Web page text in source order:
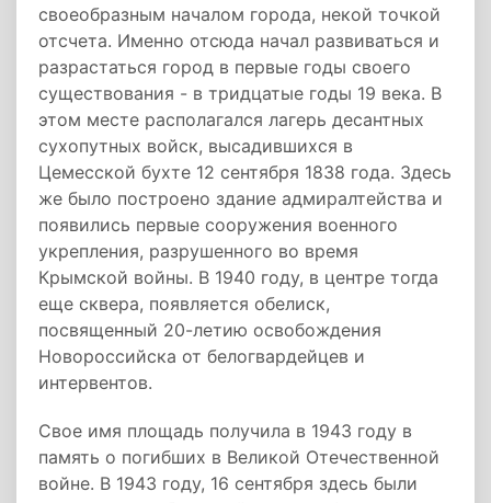
своеобразным началом города, некой точкой
отсчета. Именно отсюда начал развиваться и
разрастаться город в первые годы своего
существования - в тридцатые годы 19 века. В
этом месте располагался лагерь десантных
сухопутных войск, высадившихся в
Цемесской бухте 12 сентября 1838 года. Здесь
же было построено здание адмиралтейства и
появились первые сооружения военного
укрепления, разрушенного во время
Крымской войны. В 1940 году, в центре тогда
еще сквера, появляется обелиск,
посвященный 20-летию освобождения
Новороссийска от белогвардейцев и
интервентов.
Свое имя площадь получила в 1943 году в
память о погибших в Великой Отечественной
войне. В 1943 году, 16 сентября здесь были